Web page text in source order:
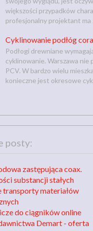
większości przypadków
profesjonalny projektant ma
Cyklinowanie podłóg
Podłogi drewniane
cyklinowanie. Warszawa nie
PCV. W bardzo wielu
konieczne jest okresowe
posty:
zastępująca coax.
substancji stałych
transporty materiałów
do ciągników online
Demart - oferta